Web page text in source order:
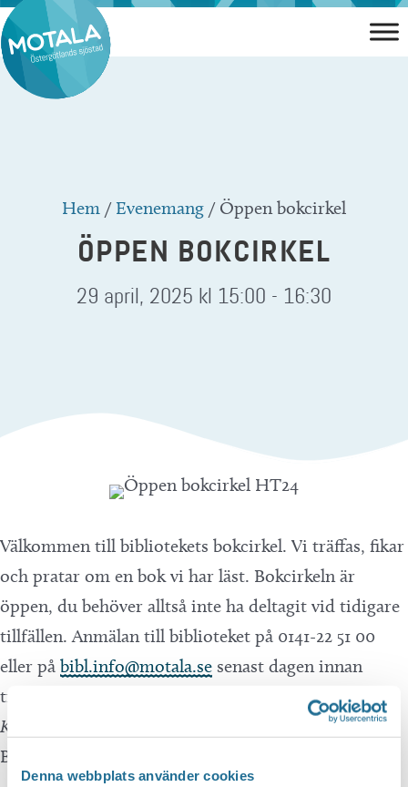
Denna webbplats använder cookies
Hoppa
till
innehåll
Hem /Evenemang / Öppen bokcirkel
ÖPPEN BOKCIRKEL
29 april, 2025 kl 15:00 - 16:30
Välkommen till bibliotekets bokcirkel. Vi träffas, fikar
och pratar om en bok vi har läst. Bokcirkeln är
öppen, du behöver alltså inte ha deltagit vid tidigare
tillfällen. Anmälan till biblioteket på 0141-22 51 00
eller på bibl.info@motala.se senast dagen innan
träffen ska äga rum. Vid detta tillfälle pratar vi om
Kejsarn av Portugallien
av Selma Lagerlöf OBS!
Begränsat antal platser.